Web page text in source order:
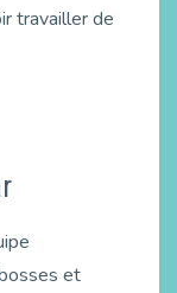
travailler de
et